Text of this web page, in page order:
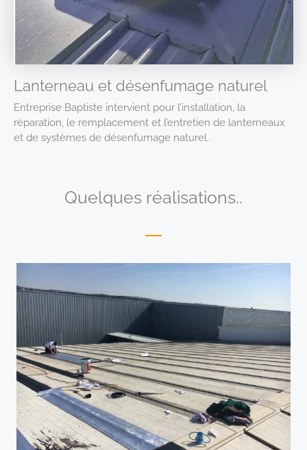
Lanterneau et désenfumage naturel
Entreprise Baptiste intervient pour l’installation, la
réparation, le remplacement et l’entretien de lanterneaux
et de systèmes de désenfumage naturel.
Quelques réalisations..